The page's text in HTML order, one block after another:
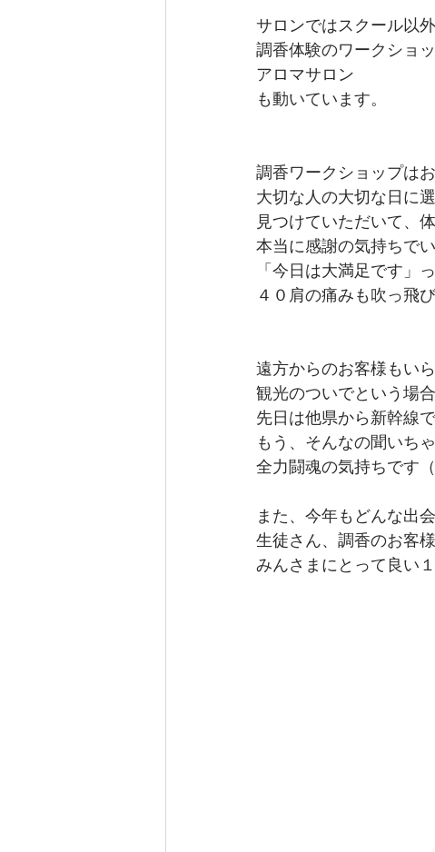
サロンではスクール以外
調香体験のワークショ
アロマサロン
も動いています。
調香ワークショップは
大切な人の大切な日に
見つけていただいて、
本当に感謝の気持ちで
「今日は大満足です」
４０肩の痛みも吹っ飛
遠方からのお客様もいら
観光のついでという場
先日は他県から新幹線
もう、そんなの聞いち
全力闘魂の気持ちです
また、今年もどんな出
生徒さん、調香のお客
みんさまにとって良い